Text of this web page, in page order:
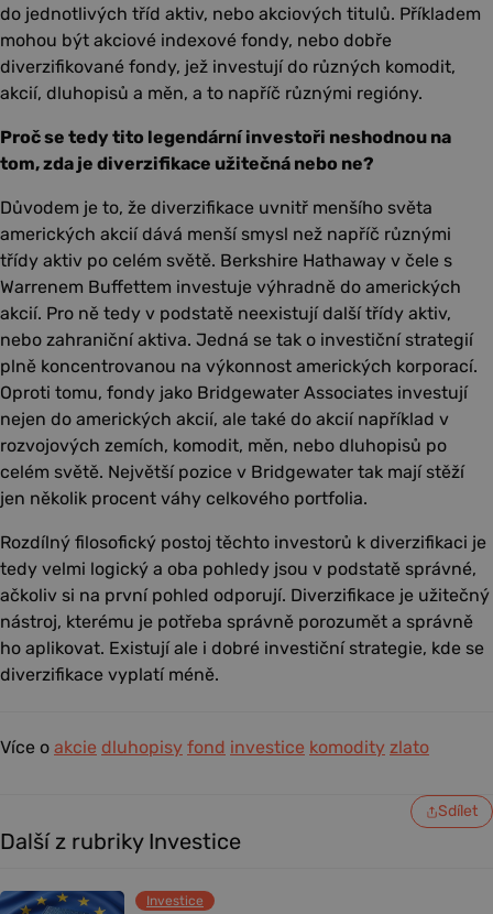
do jednotlivých tříd aktiv, nebo akciových titulů. Příkladem
mohou být akciové indexové fondy, nebo dobře
diverzifikované fondy, jež investují do různých komodit,
akcií, dluhopisů a měn, a to napříč různými regióny.
Proč se tedy tito legendární investoři neshodnou na
tom, zda je diverzifikace užitečná nebo ne?
Důvodem je to, že diverzifikace uvnitř menšího světa
amerických akcií dává menší smysl než napříč různými
třídy aktiv po celém světě. Berkshire Hathaway v čele s
Warrenem Buffettem investuje výhradně do amerických
akcií. Pro ně tedy v podstatě neexistují další třídy aktiv,
nebo zahraniční aktiva. Jedná se tak o investiční strategií
plně koncentrovanou na výkonnost amerických korporací.
Oproti tomu, fondy jako Bridgewater Associates investují
nejen do amerických akcií, ale také do akcií například v
rozvojových zemích, komodit, měn, nebo dluhopisů po
celém světě. Největší pozice v Bridgewater tak mají stěží
jen několik procent váhy celkového portfolia.
Rozdílný filosofický postoj těchto investorů k diverzifikaci je
tedy velmi logický a oba pohledy jsou v podstatě správné,
ačkoliv si na první pohled odporují. Diverzifikace je užitečný
nástroj, kterému je potřeba správně porozumět a správně
ho aplikovat. Existují ale i dobré investiční strategie, kde se
diverzifikace vyplatí méně.
Více o akcie dluhopisy fond investice komodity zlato
Sdílet
Další z rubriky Investice
Investice